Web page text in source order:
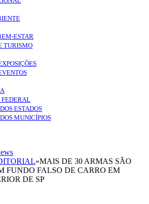
ESTAR
TURISMO
FEDERAL
ESTADOS
MUNICÍPIOS
»MAIS DE 30 ARMAS SÃO
FUNDO FALSO DE CARRO EM
DE SP